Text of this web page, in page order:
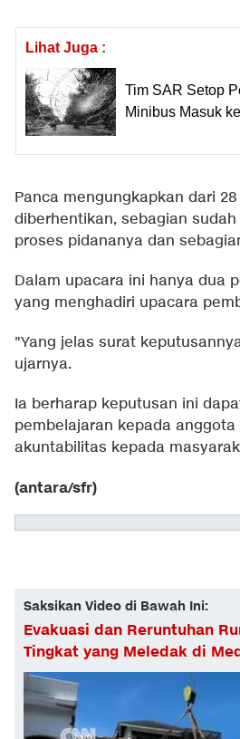
Lihat Juga :
Tim SAR Setop
Minibus Masuk
Panca mengungkapkan dari
diberhentikan, sebagian
proses pidananya dan
Dalam upacara ini hanya dua
yang menghadiri upacara
"Yang jelas surat
ujarnya.
Ia berharap keputusan ini
pembelajaran kepada
akuntabilitas kepada
(antara/sfr)
Saksikan Video di Bawah Ini:
Evakuasi dan Reruntuhan
Tingkat yang Meledak di